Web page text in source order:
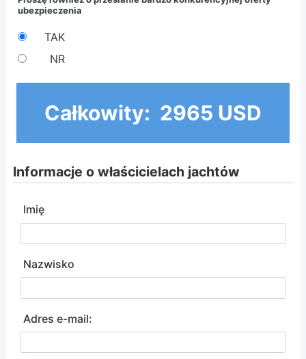
ubezpieczenia
TAK
NR
Całkowity: 2965 USD
Informacje o właścicielach jachtów
Imię
Nazwisko
Adres e-mail: